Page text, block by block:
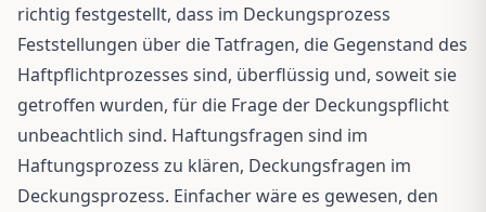
richtig festgestellt, dass im Deckungsprozess
Feststellungen über die Tatfragen, die Gegenstand des
Haftpflichtprozesses sind, überflüssig und, soweit sie
getroffen wurden, für die Frage der Deckungspflicht
unbeachtlich sind. Haftungsfragen sind im
Haftungsprozess zu klären, Deckungsfragen im
Deckungsprozess. Einfacher wäre es gewesen, den